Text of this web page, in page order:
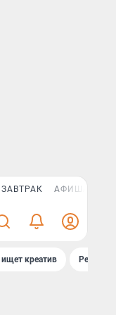
АФИША PLUS
ищет креатив